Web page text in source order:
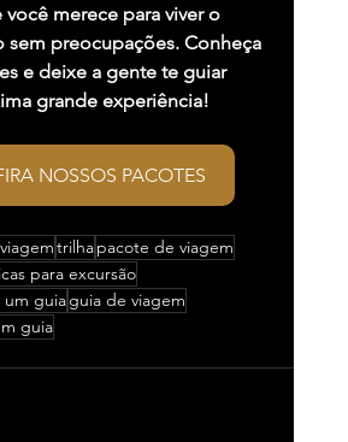
merece para viver o
sem preocupações. Conheça
e deixe a gente te guiar
grande experiência!
NOSSOS PACOTES
trilhapacote de viagem
para excursão
um guiaguia de viagem
guia